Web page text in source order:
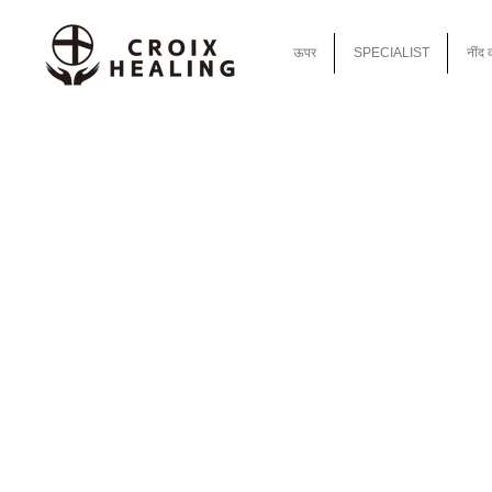
ऊपर SPECIALIST नींद